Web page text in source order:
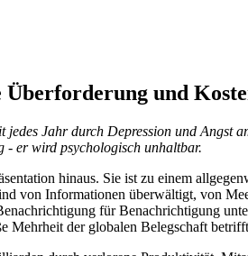
und
Jahr durch Depression und Angst
- er wird psychologisch unhaltbar.
hinaus. Sie ist zu einem
von Informationen überwältigt, von
für Benachrichtigung
Mehrheit der globalen Belegschaft